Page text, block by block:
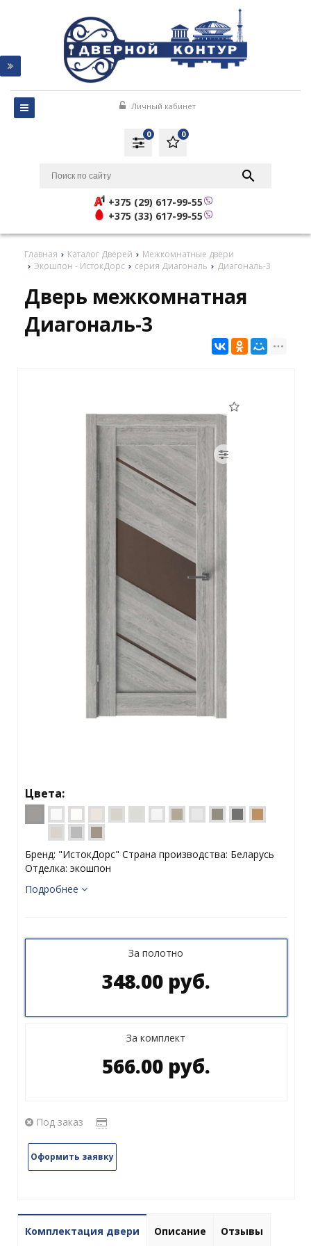
0
0
Личный кабинет
+375 (29) 617-99-55
+375 (33) 617-99-55
Главная Каталог Дверей
Межкомнатные двери
Экошпон - ИстокДорс
серия Диагональ Диагональ-3
Дверь межкомнатная
Диагональ-3
Бренд: "ИстокДорс" Страна производства: Беларусь
Отделка: экошпон
Подробнее
Цвета:
За полотно
348.00 руб.
За комплект
566.00 руб.
Под заказ
Оформить заявку
Комплектация двери Описание Отзывы